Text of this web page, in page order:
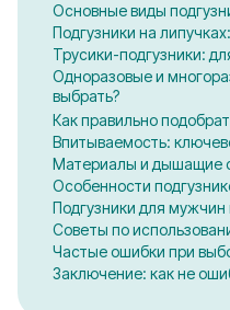
Основные виды
Подгузники на
Трусики-подгузники:
Одноразовые и
выбрать?
Как правильно
Впитываемость:
Материалы и дышащие
Особенности
Подгузники для
Советы по
Частые ошибки при
Заключение: как не